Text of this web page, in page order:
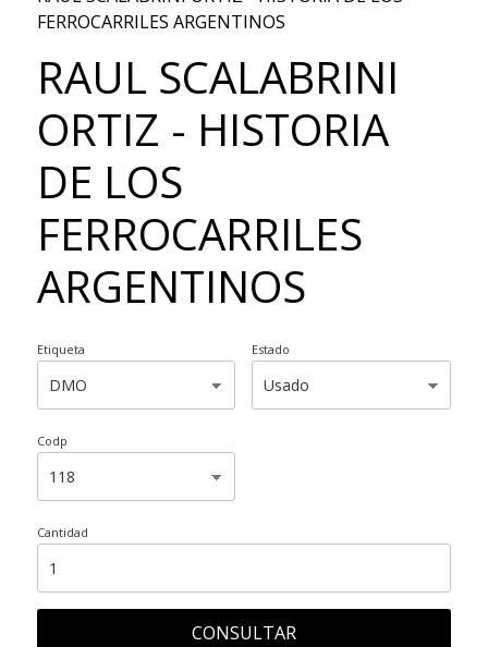
FERROCARRILES ARGENTINOS
RAUL SCALABRINI
ORTIZ - HISTORIA
DE LOS
FERROCARRILES
ARGENTINOS
Etiqueta Estado
Codp
Cantidad
CONSULTAR